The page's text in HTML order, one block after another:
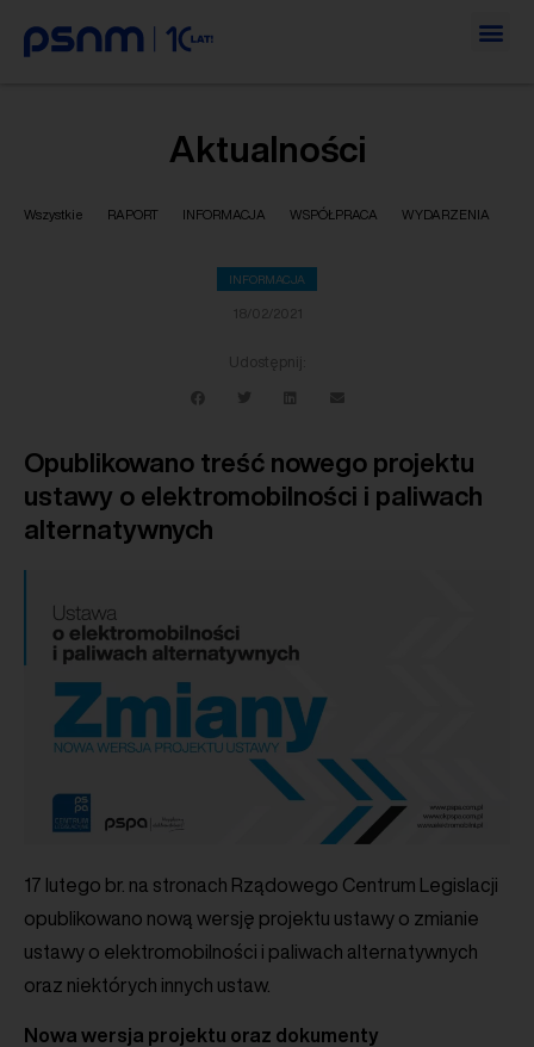
Aktualności
Wszystkie RAPORT INFORMACJA WSPÓŁPRACA WYDARZENIA
INFORMACJA
18/02/2021
Udostępnij:
Opublikowano treść nowego projektu
ustawy o elektromobilności i paliwach
alternatywnych
17 lutego br. na stronach Rządowego Centrum Legislacji
opublikowano nową wersję projektu ustawy o zmianie
ustawy o elektromobilności i paliwach alternatywnych
oraz niektórych innych ustaw.
Nowa wersja projektu oraz dokumenty